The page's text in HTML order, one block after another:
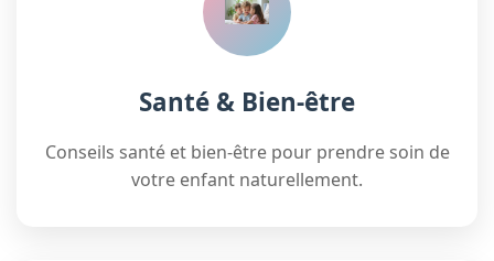
Santé & Bien-être
Conseils santé et bien-être pour prendre soin de
votre enfant naturellement.